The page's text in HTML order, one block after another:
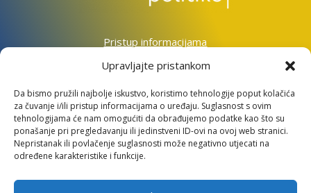
Upravljajte pristankom
Da bismo pružili najbolje iskustvo, koristimo tehnologije poput kolačića
za čuvanje i/ili pristup informacijama o uređaju. Suglasnost s ovim
tehnologijama će nam omogućiti da obrađujemo podatke kao što su
ponašanje pri pregledavanju ili jedinstveni ID-ovi na ovoj web stranici.
Nepristanak ili povlačenje suglasnosti može negativno utjecati na
određene karakteristike i funkcije.
Pristup informacijama
Izjava o pristupačnosti mrežnog sjedišta
Impressum
Informacije o kolačićima
Kontakt